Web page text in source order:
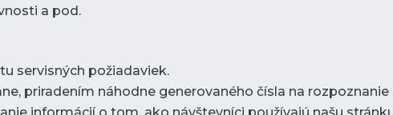
a pod.
servisných požiadaviek.
priradením náhodne generovaného čísla na
informácií o tom, ako návštevníci používajú našu